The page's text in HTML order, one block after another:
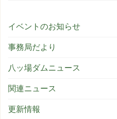
イベントのお知らせ
事務局だより
八ッ場ダムニュース
関連ニュース
更新情報